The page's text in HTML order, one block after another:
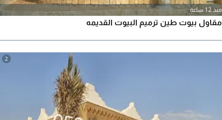
منذ 12 ساعة
مقاول بيوت طين ترميم البيوت القديمه
2